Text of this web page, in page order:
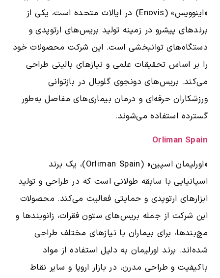
«اینوویس» (Enovis) در ایالات متحده است، یکی از
برندهای پیشرو در زمینه تولید بریس‌های ارتوپدی و
دستگاه‌های توانبخشی است. این شرکت محصولات خود
را بر اساس تحقیقات علمی و نیازهای بالینی طراحی
می‌کند. بریس‌های دونجوی گلوبال در بازتوانی
ورزشکاران حرفه‌ای و درمان بیماری‌های مفاصل به‌طور
گسترده استفاده می‌شوند.
Orliman Spain
«اورلیمان اسپین» (Orliman Spain)، یک برند
اسپانیایی با سابقه طولانی است که در طراحی و تولید
ابزارهای ارتوپدی و حمایتی فعالیت می‌کند. محصولات
این شرکت از جمله بریس‌های ستون فقرات، زانوبندها و
مچ‌بندها، برای بیماران با نیازهای مختلف طراحی
شده‌اند. برند اورلیمان به دلیل استفاده از مواد
باکیفیت و طراحی مدرن، در بازار اروپا و سایر نقاط